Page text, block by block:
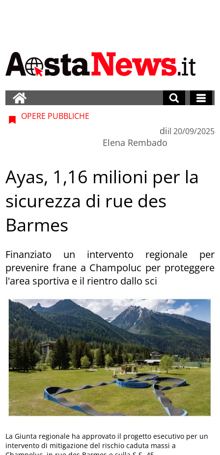
OPERE PUBBLICHE
di
Elena Rembado
il 20/09/2025
Ayas, 1,16 milioni per la
sicurezza di rue des
Barmes
Finanziato un intervento regionale per
prevenire frane a Champoluc per proteggere
l'area sportiva e il rientro dallo sci
La Giunta regionale ha approvato il progetto esecutivo per un
intervento di mitigazione del rischio caduta massi a